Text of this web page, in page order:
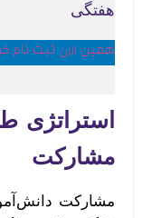
هفتگی
همین الان ثبت نام
استراتژی
مشارکت
مشارکت